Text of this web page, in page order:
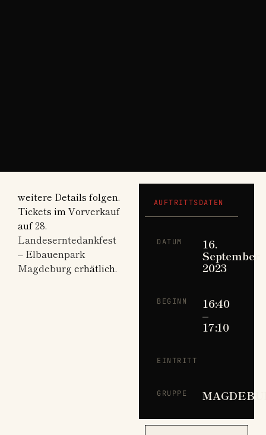
weitere Details folgen.
Tickets im Vorverkauf
auf28.
Landeserntedankfest
– Elbauenpark
Magdeburg erhätlich.
AUFTRITTSDATEN
DATUM 16.
September
2023
BEGINN 16:40
–
17:10
EINTRITT
GRUPPE